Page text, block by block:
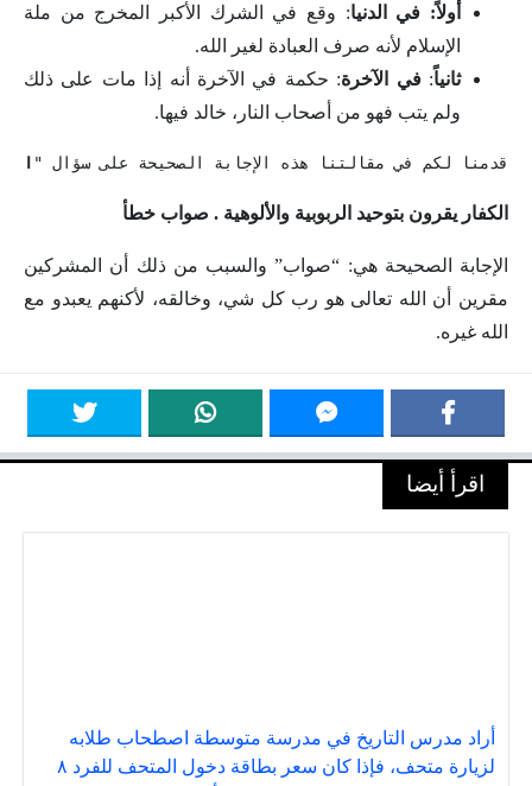
أولاً: في الدنيا: وقع في الشرك الأكبر المخرج من ملة
الإسلام لأنه صرف العبادة لغير الله.
ثانياً:في الآخرة: حكمة في الآخرة أنه إذا مات على ذلك
ولم يتب فهو من أصحاب النار، خالد فيها.
قدمنا لكم في مقالتنا هذه الإجابة الصحيحة على سؤال "
الكفار يقرون بتوحيد الربوبية والألوهية . صواب خطأ
الإجابة الصحيحة هي: “صواب” والسبب من ذلك أن المشركين
مقرين أن الله تعالى هو رب كل شي، وخالقه، لأكنهم يعبدو مع
الله غيره.
اقرأ أيضا
أراد مدرس التاريخ في مدرسة متوسطة اصطحاب طلابه
لزيارة متحف، فإذا كان سعر بطاقة دخول المتحف للفرد ٨